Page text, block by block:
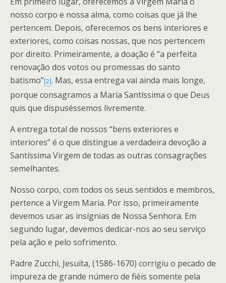
nosso corpo e nossa alma, como coisas que já lhe
pertencem. Depois, oferecemos os bens interiores e
exteriores, como coisas nossas, que nos pertencem
por direito. Primeiramente, a doação é “a perfeita
renovação dos votos ou promessas do santo
batismo”[2]. Mas, essa entrega vai ainda mais longe,
porque consagramos a Maria Santíssima o que Deus
quis que dispuséssemos livremente.
A entrega total de nossos “bens exteriores e
interiores” é o que distingue a verdadeira devoção a
Santíssima Virgem de todas as outras consagrações
semelhantes.
Nosso corpo, com todos os seus sentidos e membros,
pertence a Virgem Maria. Por isso, primeiramente
devemos usar as insígnias de Nossa Senhora. Em
segundo lugar, devemos dedicar-nos ao seu serviço
pela ação e pelo sofrimento.
Padre Zucchi, Jesuíta, (1586-1670) corrigiu o pecado de
impureza de grande número de fiéis somente pela